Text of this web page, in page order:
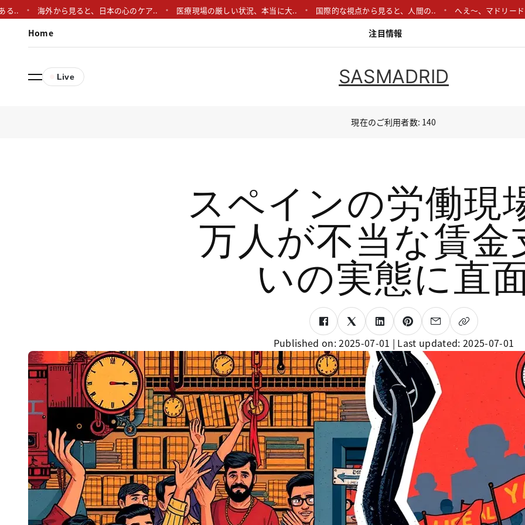
海外から見ると、日本の心のケア.. 医療現場の厳しい状況、本当に大.. 国際的な視点から見ると、人間の.. へえ〜、マドリードの医療
Home 注目情報
Live SASMADRID
現在のご利用者数: 140
スペインの労働現
万人が不当な賃金
いの実態に直
Published on:2025-07-01 | Last updated: 2025-07-01